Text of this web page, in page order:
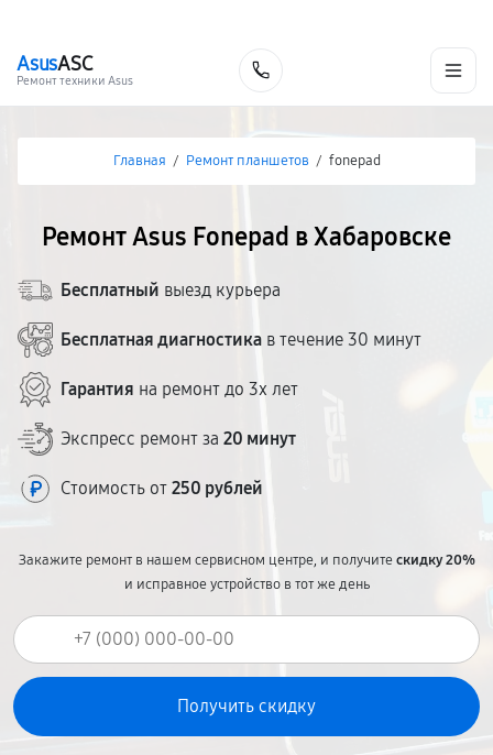
AsusASC
Ремонт техники Asus
Главная / Ремонт планшетов / fonepad
Ремонт Asus Fonepad в Хабаровске
Бесплатный выезд курьера
Бесплатная диагностика в течение 30 минут
Гарантия на ремонт до 3х лет
Экспресс ремонт за 20 минут
Стоимость от 250 рублей
Закажите ремонт в нашем сервисном центре, и получитескидку 20%
и исправное устройство в тот же день